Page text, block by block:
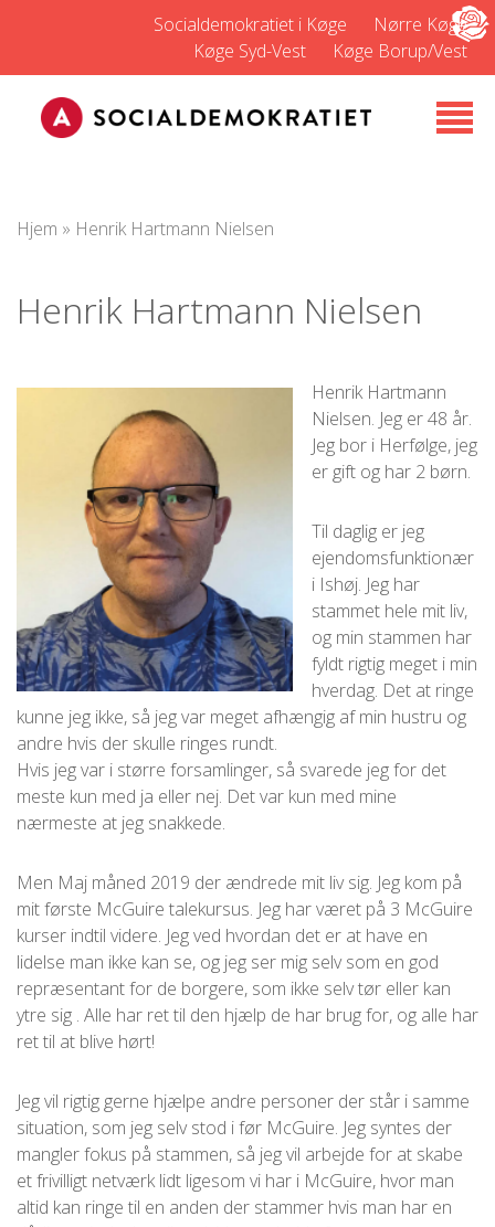
Socialdemokratiet i Køge
Nørre Køge
Køge Syd-Vest
Køge Borup/Vest
Hjem » Henrik Hartmann Nielsen
Henrik Hartmann Nielsen
Henrik Hartmann
Nielsen. Jeg er 48 år.
Jeg bor i Herfølge, jeg
er gift og har 2 børn.
Til daglig er jeg
ejendomsfunktionær
i Ishøj. Jeg har
stammet hele mit liv,
og min stammen har
fyldt rigtig meget i min
hverdag. Det at ringe
kunne jeg ikke, så jeg var meget afhængig af min hustru og
andre hvis der skulle ringes rundt.
Hvis jeg var i større forsamlinger, så svarede jeg for det
meste kun med ja eller nej. Det var kun med mine
nærmeste at jeg snakkede.
Men Maj måned 2019 der ændrede mit liv sig. Jeg kom på
mit første McGuire talekursus. Jeg har været på 3 McGuire
kurser indtil videre. Jeg ved hvordan det er at have en
lidelse man ikke kan se, og jeg ser mig selv som en god
repræsentant for de borgere, som ikke selv tør eller kan
ytre sig . Alle har ret til den hjælp de har brug for, og alle har
ret til at blive hørt!
Jeg vil rigtig gerne hjælpe andre personer der står i samme
situation, som jeg selv stod i før McGuire. Jeg syntes der
mangler fokus på stammen, så jeg vil arbejde for at skabe
et frivilligt netværk lidt ligesom vi har i McGuire, hvor man
altid kan ringe til en anden der stammer hvis man har en